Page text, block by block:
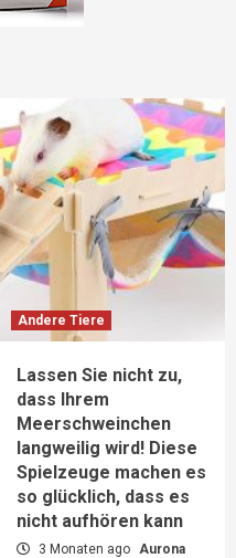
Andere Tiere
Lassen Sie nicht zu,
dass Ihrem
Meerschweinchen
langweilig wird! Diese
Spielzeuge machen es
so glücklich, dass es
nicht aufhören kann
3 Monaten ago Aurona